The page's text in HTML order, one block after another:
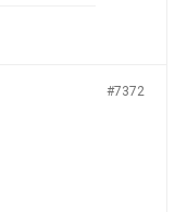
#7372